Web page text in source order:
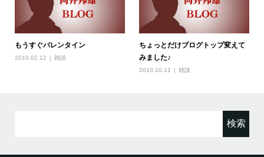
もうすぐバレンタイン
2010.02.12 雑談
ちょっとだけブログトップ変えて
みました♪
2010.10.11 雑談